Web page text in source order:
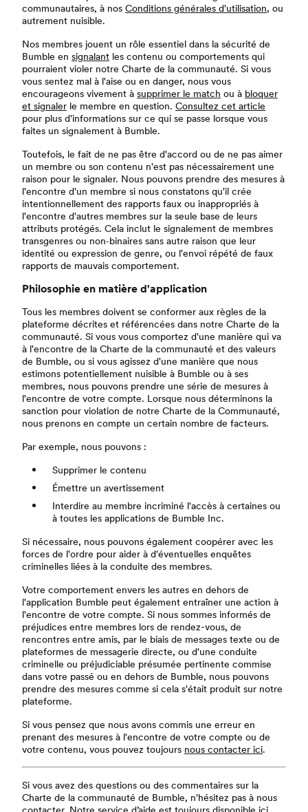
communautaires, à nos Conditions générales d'utilisation, ou
autrement nuisible.
Nos membres jouent un rôle essentiel dans la sécurité de
Bumble en signalant les contenu ou comportements qui
pourraient violer notre Charte de la communauté. Si vous
vous sentez mal à l'aise ou en danger, nous vous
encourageons vivement à supprimer le match ou à bloquer
et signaler le membre en question. Consultez cet article
pour plus d'informations sur ce qui se passe lorsque vous
faites un signalement à Bumble.
Toutefois, le fait de ne pas être d'accord ou de ne pas aimer
un membre ou son contenu n'est pas nécessairement une
raison pour le signaler. Nous pouvons prendre des mesures à
l'encontre d'un membre si nous constatons qu'il crée
intentionnellement des rapports faux ou inappropriés à
l'encontre d'autres membres sur la seule base de leurs
attributs protégés. Cela inclut le signalement de membres
transgenres ou non‑binaires sans autre raison que leur
identité ou expression de genre, ou l'envoi répété de faux
rapports de mauvais comportement.
Philosophie en matière d'application
Tous les membres doivent se conformer aux règles de la
plateforme décrites et référencées dans notre Charte de la
communauté. Si vous vous comportez d'une manière qui va
à l'encontre de la Charte de la communauté et des valeurs
de Bumble, ou si vous agissez d'une manière que nous
estimons potentiellement nuisible à Bumble ou à ses
membres, nous pouvons prendre une série de mesures à
l'encontre de votre compte. Lorsque nous déterminons la
sanction pour violation de notre Charte de la Communauté,
nous prenons en compte un certain nombre de facteurs.
Par exemple, nous pouvons :
Supprimer le contenu
Émettre un avertissement
Interdire au membre incriminé l'accès à certaines ou
à toutes les applications de Bumble Inc.
Si nécessaire, nous pouvons également coopérer avec les
forces de l'ordre pour aider à d'éventuelles enquêtes
criminelles liées à la conduite des membres.
Votre comportement envers les autres en dehors de
l'application Bumble peut également entraîner une action à
l'encontre de votre compte. Si nous sommes informés de
préjudices entre membres lors de rendez-vous, de
rencontres entre amis, par le biais de messages texte ou de
plateformes de messagerie directe, ou d'une conduite
criminelle ou préjudiciable présumée pertinente commise
dans votre passé ou en dehors de Bumble, nous pouvons
prendre des mesures comme si cela s'était produit sur notre
plateforme.
Si vous pensez que nous avons commis une erreur en
prenant des mesures à l'encontre de votre compte ou de
votre contenu, vous pouvez toujours nous contacter ici.
Si vous avez des questions ou des commentaires sur la
Charte de la communauté de Bumble, n'hésitez pas à nous